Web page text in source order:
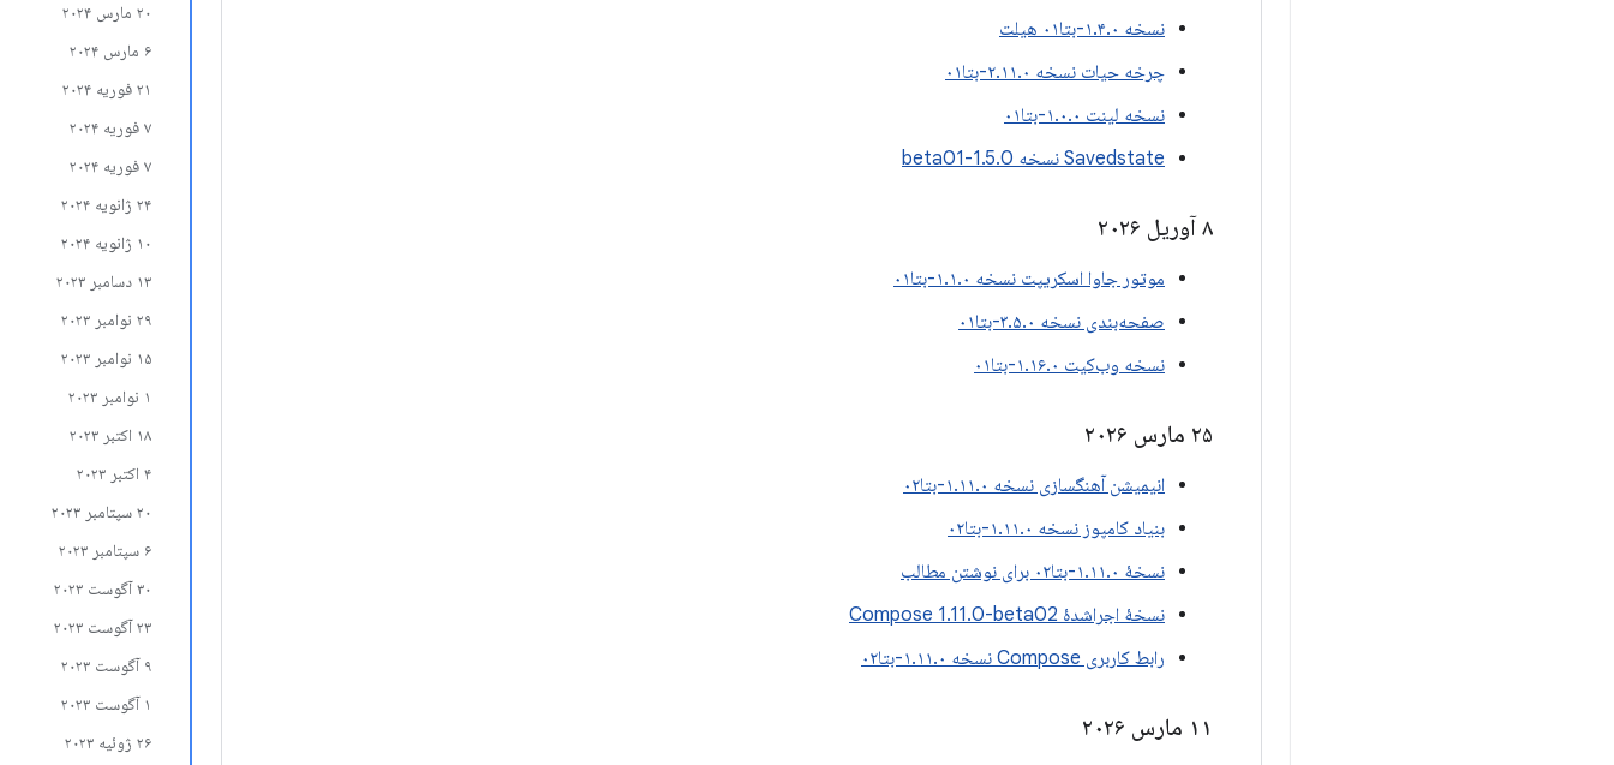
۲۰ مارس ۲۰۲۴
۶ مارس ۲۰۲۴
۲۱ فوریه ۲۰۲۴
۷ فوریه ۲۰۲۴
۷ فوریه ۲۰۲۴
۲۴ ژانویه ۲۰۲۴
۱۰ ژانویه ۲۰۲۴
۱۳ دسامبر ۲۰۲۳
۲۹ نوامبر ۲۰۲۳
۱۵ نوامبر ۲۰۲۳
۱ نوامبر ۲۰۲۳
۱۸ اکتبر ۲۰۲۳
۴ اکتبر ۲۰۲۳
۲۰ سپتامبر ۲۰۲۳
۶ سپتامبر ۲۰۲۳
۳۰ آگوست ۲۰۲۳
۲۳ آگوست ۲۰۲۳
۹ آگوست ۲۰۲۳
۱ آگوست ۲۰۲۳
۲۶ ژوئیه ۲۰۲۳
نسخه ۱.۴.۰-بتا۰۱ هیلت
چرخه حیات نسخه ۲.۱۱.۰-بتا۰۱
نسخه لینت ۱.۰.۰-بتا۰۱
Savedstate نسخه 1.5.0-beta01
۸ آوریل ۲۰۲۶
موتور جاوا اسکریپت نسخه ۱.۱.۰-بتا۰۱
صفحه‌بندی نسخه ۳.۵.۰-بتا۰۱
نسخه وب‌کیت ۱.۱۶.۰-بتا۰۱
۲۵ مارس ۲۰۲۶
انیمیشن آهنگسازی نسخه ۱.۱۱.۰-بتا۰۲
بنیاد کامپوز نسخه ۱.۱۱.۰-بتا۰۲
نسخهٔ ۱.۱۱.۰-بتا۰۲ برای نوشتن مطالب
نسخهٔ اجراشدهٔ Compose 1.11.0-beta02
رابط کاربری Compose نسخه ۱.۱۱.۰-بتا۰۲
۱۱ مارس ۲۰۲۶